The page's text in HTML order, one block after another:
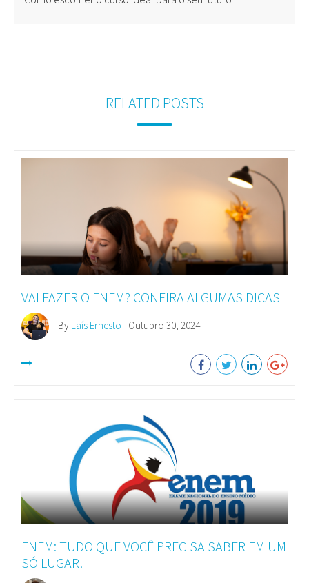
RELATED POSTS
VAI FAZER O ENEM? CONFIRA ALGUMAS DICAS
By Laís Ernesto - Outubro 30, 2024
ENEM: TUDO QUE VOCÊ PRECISA SABER EM UM
SÓ LUGAR!